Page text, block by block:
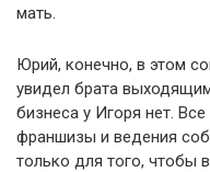
мать.
Юрий, конечно, в этом
увидел брата
бизнеса у Игоря нет.
франшизы и ведения
только для того, чтобы